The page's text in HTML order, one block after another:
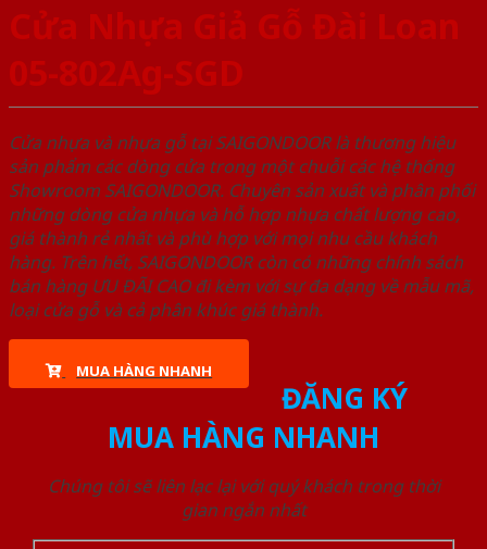
Cửa Nhựa Giả Gỗ Đài Loan
05-802Ag-SGD
Cửa nhựa và nhựa gỗ tại SAIGONDOOR là thương hiệu
sản phẩm các dòng cửa trong một chuỗi các hệ thống
Showroom SAIGONDOOR. Chuyên sản xuất và phân phối
những dòng cửa nhựa và hỗ hợp nhựa chất lượng cao,
giá thành rẻ nhất và phù hợp với mọi nhu cầu khách
hàng. Trên hết, SAIGONDOOR còn có những chính sách
bán hàng ƯU ĐÃI CAO đi kèm với sự đa dạng về mẫu mã,
loại cửa gỗ và cả phân khúc giá thành.
MUA HÀNG NHANH
ĐĂNG KÝ
MUA HÀNG NHANH
Chúng tôi sẽ liên lạc lại với quý khách trong thời
gian ngắn nhất